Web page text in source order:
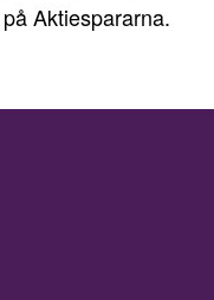
Aktiespararna.